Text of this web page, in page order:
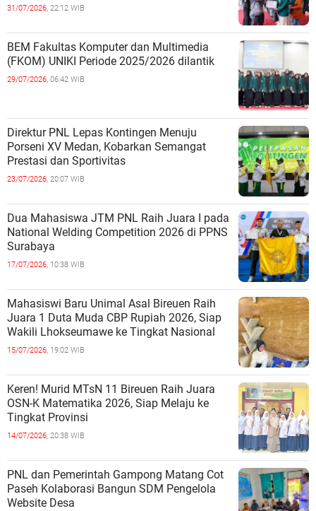
31/07/2026, 22:12 WIB
BEM Fakultas Komputer dan Multimedia
(FKOM) UNIKI Periode 2025/2026 dilantik
29/07/2026, 06:42 WIB
Direktur PNL Lepas Kontingen Menuju
Porseni XV Medan, Kobarkan Semangat
Prestasi dan Sportivitas
23/07/2026, 20:07 WIB
Dua Mahasiswa JTM PNL Raih Juara I pada
National Welding Competition 2026 di PPNS
Surabaya
17/07/2026, 10:38 WIB
Mahasiswi Baru Unimal Asal Bireuen Raih
Juara 1 Duta Muda CBP Rupiah 2026, Siap
Wakili Lhokseumawe ke Tingkat Nasional
15/07/2026, 19:02 WIB
Keren! Murid MTsN 11 Bireuen Raih Juara
OSN-K Matematika 2026, Siap Melaju ke
Tingkat Provinsi
14/07/2026, 20:38 WIB
PNL dan Pemerintah Gampong Matang Cot
Paseh Kolaborasi Bangun SDM Pengelola
Website Desa